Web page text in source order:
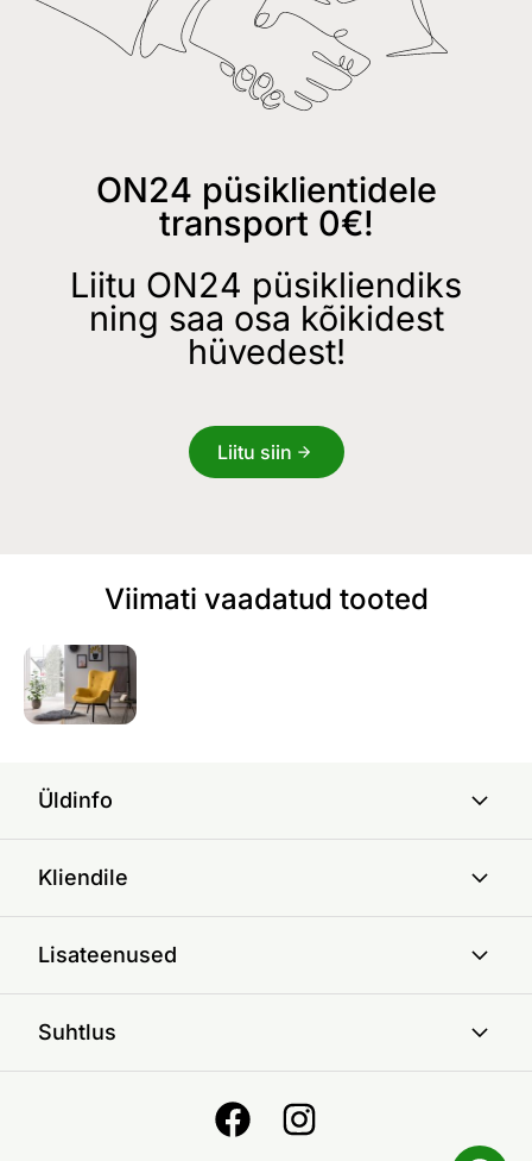
ON24 püsiklientidele
transport 0€!
Liitu ON24 püsikliendiks
ning saa osa kõikidest
hüvedest!
Liitu siin
Viimati vaadatud tooted
Üldinfo
Kliendile
Lisateenused
Suhtlus